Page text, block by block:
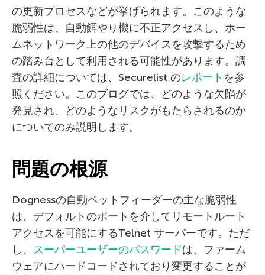
の更新プロセスなどが挙げられます。このような
脆弱性は、自動餌やり機に不正アクセスし、ホー
ムネットワーク上の他のデバイスを攻撃するため
の踏み台として利用される可能性があります。調
査の詳細については、Securelist のレポート を参
照ください。このブログでは、どのような欠陥が
発見され、どのようなリスクがもたらされるのか
についてのみ説明します。
問題の根源
Dognessの自動ペットフィーダーの主な脆弱性
は、デフォルトのポートを介してリモートルート
アクセスを可能にするTelnet サーバーです。ただ
し、 スーパーユーザーのパスワードは、ファーム
ウェアにハードコードされており変更することが